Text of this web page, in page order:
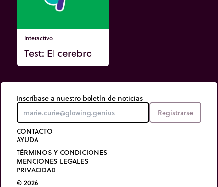
Interactivo
Test: El cerebro
Inscríbase a nuestro boletín de noticias
Registrarse
CONTACTO
AYUDA
TÉRMINOS Y CONDICIONES
MENCIONES LEGALES
PRIVACIDAD
© 2026